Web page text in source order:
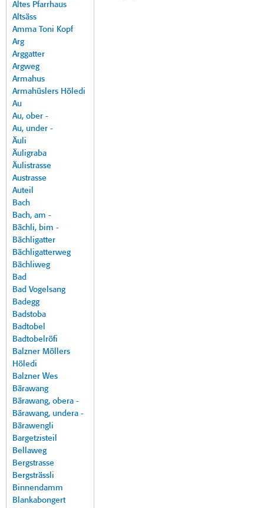
Altes Pfarrhaus
Altsäss
Amma Toni Kopf
Arg
Arggatter
Argweg
Armahus
Armahüslers Höledi
Au
Au, ober -
Au, under -
Äuli
Äuligraba
Äulistrasse
Austrasse
Auteil
Bach
Bach, am -
Bächli, bim -
Bächligatter
Bächligatterweg
Bächliweg
Bad
Bad Vogelsang
Badegg
Badstoba
Badtobel
Badtobelröfi
Balzner Möllers
Höledi
Balzner Wes
Bärawang
Bärawang, obera -
Bärawang, undera -
Bärawengli
Bargetzisteil
Bellaweg
Bergstrasse
Bergsträssli
Binnendamm
Blankabongert